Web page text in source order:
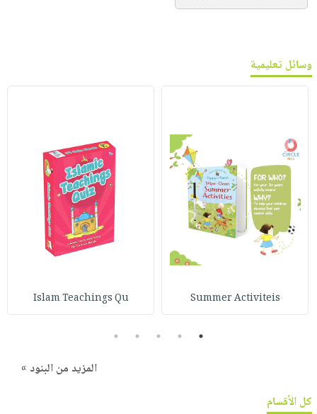
وسائل تعليمية
Summer Activiteis
Islam Teachings Qu
1
2
3
4
5
المزيد من البنود »
كل الأقسام